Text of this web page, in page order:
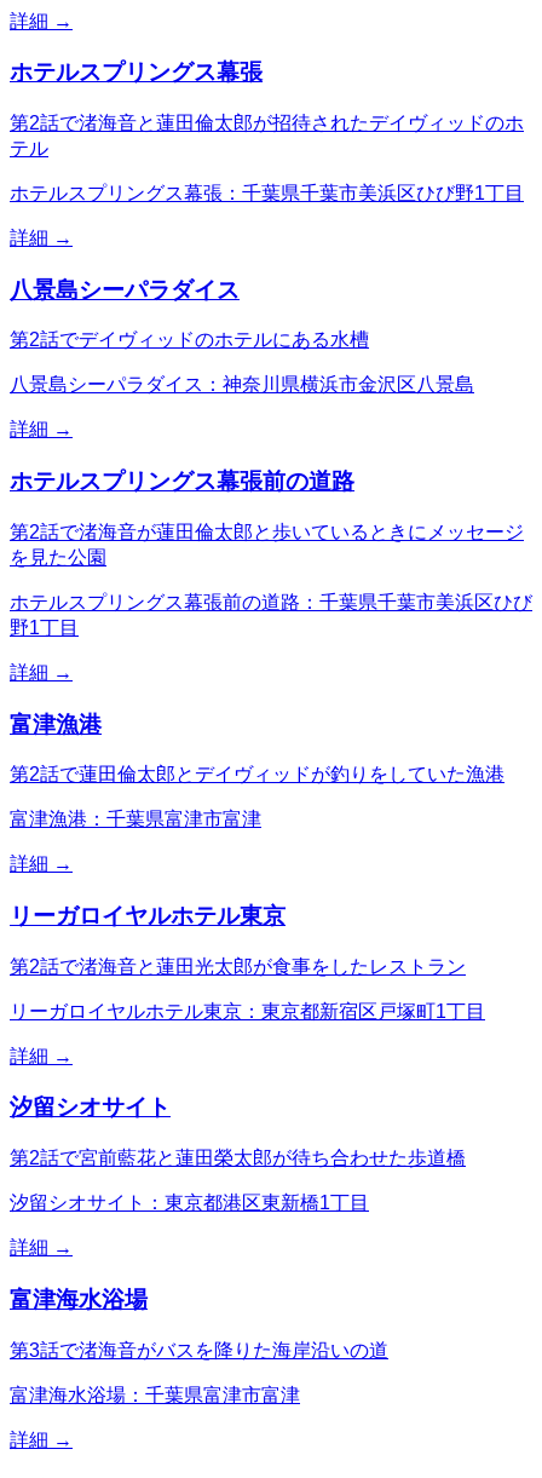
詳細 →
ホテルスプリングス幕張
第2話で渚海音と蓮田倫太郎が招待されたデイヴィッドのホ
テル
ホテルスプリングス幕張：千葉県千葉市美浜区ひび野1丁目
詳細 →
八景島シーパラダイス
第2話でデイヴィッドのホテルにある水槽
八景島シーパラダイス：神奈川県横浜市金沢区八景島
詳細 →
ホテルスプリングス幕張前の道路
第2話で渚海音が蓮田倫太郎と歩いているときにメッセージ
を見た公園
ホテルスプリングス幕張前の道路：千葉県千葉市美浜区ひび
野1丁目
詳細 →
富津漁港
第2話で蓮田倫太郎とデイヴィッドが釣りをしていた漁港
富津漁港：千葉県富津市富津
詳細 →
リーガロイヤルホテル東京
第2話で渚海音と蓮田光太郎が食事をしたレストラン
リーガロイヤルホテル東京：東京都新宿区戸塚町1丁目
詳細 →
汐留シオサイト
第2話で宮前藍花と蓮田榮太郎が待ち合わせた歩道橋
汐留シオサイト：東京都港区東新橋1丁目
詳細 →
富津海水浴場
第3話で渚海音がバスを降りた海岸沿いの道
富津海水浴場：千葉県富津市富津
詳細 →